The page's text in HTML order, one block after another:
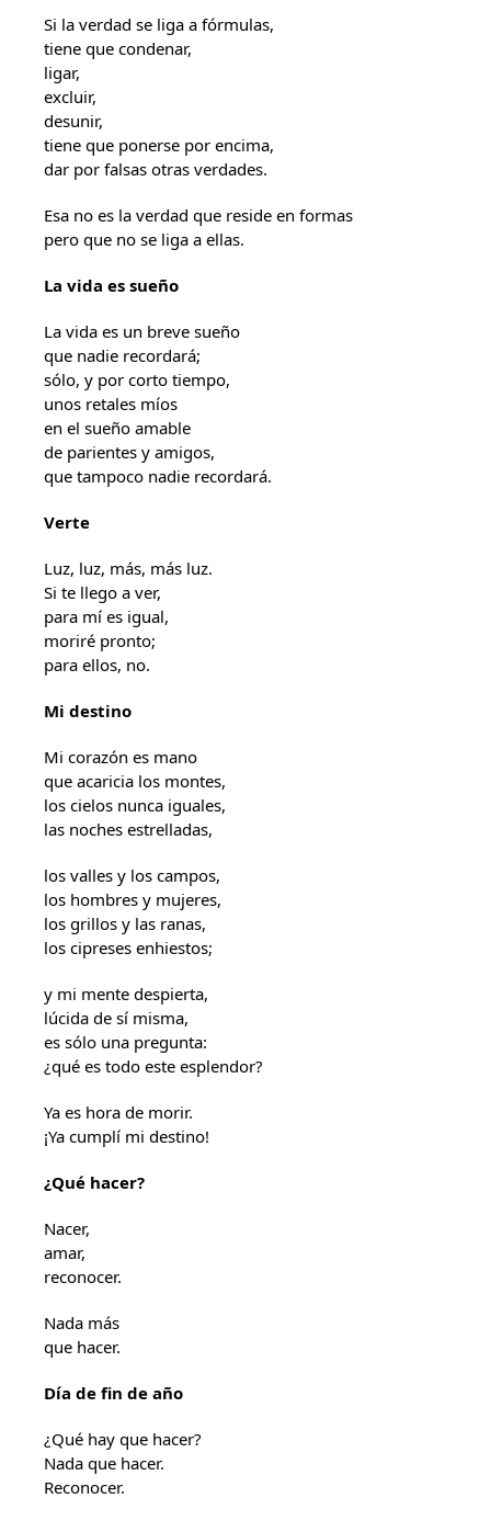
Si la verdad se liga a fórmulas,
tiene que condenar,
ligar,
excluir,
desunir,
tiene que ponerse por encima,
dar por falsas otras verdades.
Esa no es la verdad que reside en formas
pero que no se liga a ellas.
La vida es sueño
La vida es un breve sueño
que nadie recordará;
sólo, y por corto tiempo,
unos retales míos
en el sueño amable
de parientes y amigos,
que tampoco nadie recordará.
Verte
Luz, luz, más, más luz.
Si te llego a ver,
para mí es igual,
moriré pronto;
para ellos, no.
Mi destino
Mi corazón es mano
que acaricia los montes,
los cielos nunca iguales,
las noches estrelladas,
los valles y los campos,
los hombres y mujeres,
los grillos y las ranas,
los cipreses enhiestos;
y mi mente despierta,
lúcida de sí misma,
es sólo una pregunta:
¿qué es todo este esplendor?
Ya es hora de morir.
¡Ya cumplí mi destino!
¿Qué hacer?
Nacer,
amar,
reconocer.
Nada más
que hacer.
Día de fin de año
¿Qué hay que hacer?
Nada que hacer.
Reconocer.